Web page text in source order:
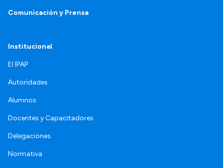
Comunicación y Prensa
Institucional
El IPAP
Autoridades
Alumnos
Docentes y Capacitadores
Delegaciones
Normativa